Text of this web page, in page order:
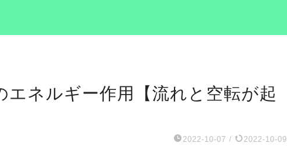
エネルギー作用【流れと空転が起
2022-10-07 / 2022-10-09